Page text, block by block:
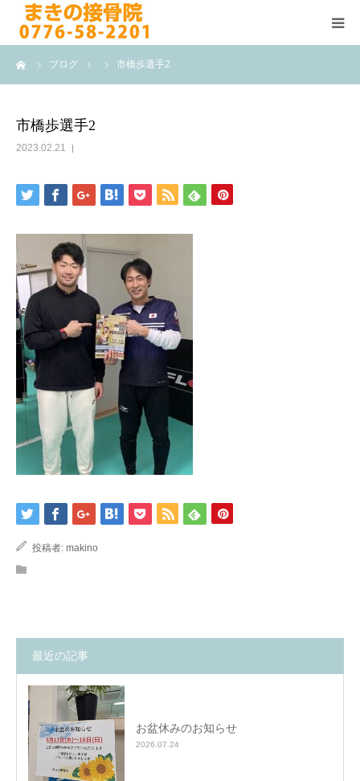
ブログ 市橋歩選手2
市橋歩選手2
2023.02.21
投稿者: makino
最近の記事
お盆休みのお知らせ
2026.07.24
HOME
医院案内
院長紹介
ブログ